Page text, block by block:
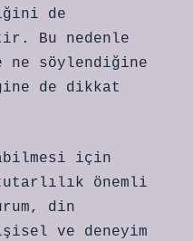
de
Bu nedenle
ne söylendiğine
de dikkat
için
önemli
din
ve deneyim